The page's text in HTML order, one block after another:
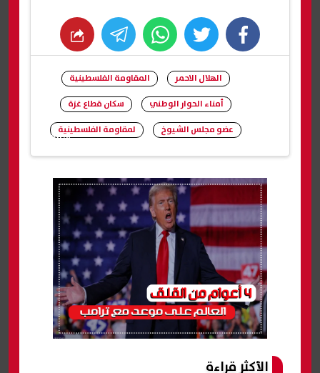
facebook
twitter
whats
شارك
الهلال الاحمر
المقاومة الفلسطينية
أمناء الحوار الوطني
سكان قطاع غزة
عضو مجلس الشيوخ
لمقاومة الفلسطينية
الأكثر قراءة